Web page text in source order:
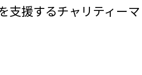
支援するチャリティーマ